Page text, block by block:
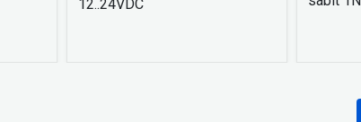
12..24VDC